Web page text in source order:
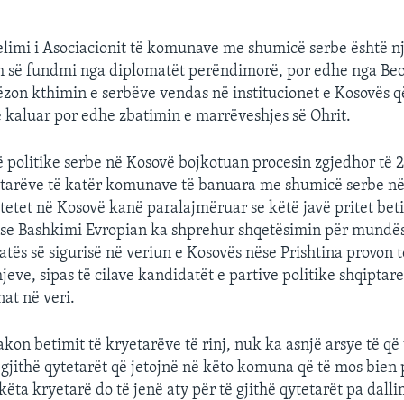
i Asociacionit të komunave me shumicë serbe është
së fundmi nga diplomatët perëndimorë, por edhe nga
kthimin e serbëve vendas në institucionet e Kosovës
por edhe zbatimin e marrëveshjes së Ohrit.
politike serbe në Kosovë bojkotuan procesin zgjedhor të
të katër komunave të banuara me shumicë serbe
në Kosovë kanë paralajmëruar se këtë javë pritet
Bashkimi Evropian ka shprehur shqetësimin për
së sigurisë në veriun e Kosovës nëse Prishtina provon
sipas të cilave kandidatët e partive politike
në veri.
betimit të kryetarëve të rinj, nuk ka asnjë arsye të
qytetarët që jetojnë në këto komuna që të mos bien
kryetarë do të jenë aty për të gjithë qytetarët pa